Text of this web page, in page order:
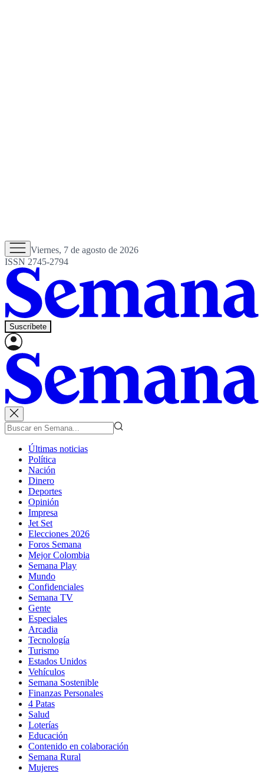
Viernes, 7 de agosto de 2026
ISSN 2745-2794
Suscríbete
Últimas noticias
Política
Nación
Dinero
Deportes
Opinión
Impresa
Jet Set
Elecciones 2026
Foros Semana
Mejor Colombia
Semana Play
Mundo
Confidenciales
Semana TV
Gente
Especiales
Arcadia
Tecnología
Turismo
Estados Unidos
Vehículos
Semana Sostenible
Finanzas Personales
4 Patas
Salud
Loterías
Educación
Contenido en colaboración
Semana Rural
Mujeres